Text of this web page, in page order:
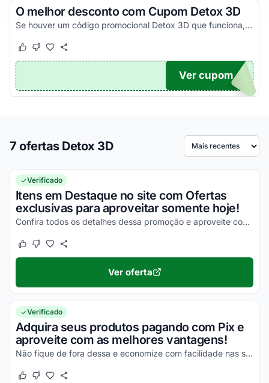
picolinato de cromo.
O melhor desconto com Cupom Detox 3D
Se houver um código promocional Detox 3D que funciona, ele estará aqui na nossa página. Pegue o voucher e confira agora!
Este cupom funcionou
Este cupom não funcionou
DIGO
Ver cupom
7 ofertas Detox 3D Ordenar por
Verificado
Itens em Destaque no site com Ofertas
exclusivas para aproveitar somente hoje!
Confira todos os detalhes dessa promoção e aproveite com vantagens simplesmente incríveis!
Este cupom funcionou
Este cupom não funcionou
Ver oferta
Verificado
Adquira seus produtos pagando com Pix e
aproveite com as melhores vantagens!
Não fique de fora dessa e economize com facilidade nas suas compras!
Este cupom funcionou
Este cupom não funcionou